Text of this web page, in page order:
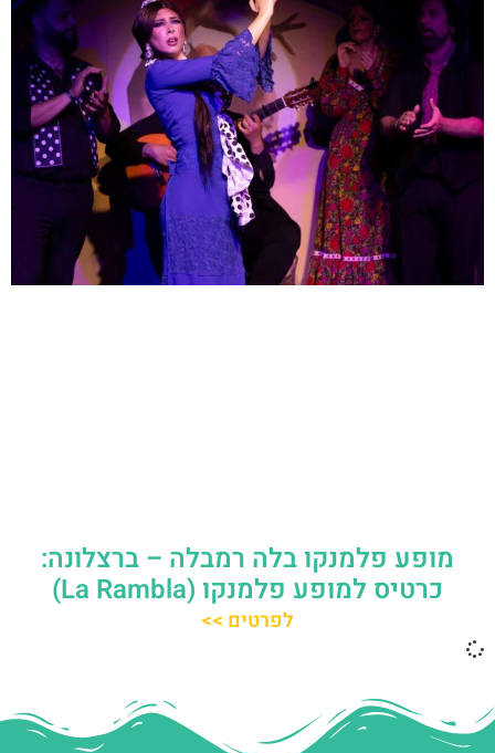
מופע פלמנקו בלה רמבלה – ברצלונה:
כרטיס למופע פלמנקו (La Rambla)
לפרטים >>